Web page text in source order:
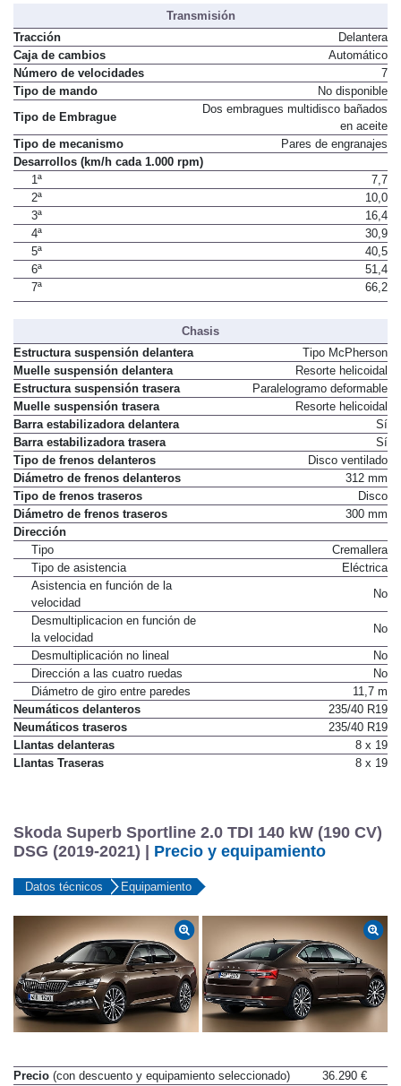
Transmisión
Tracción
Delantera
Caja de cambios
Automático
Número de velocidades
7
No disponible
Tipo de Embrague
Dos embragues multidisco bañados
en aceite
Tipo de mecanismo
Desarrollos (km/h cada 1.000 rpm)
1ª
7,7
2ª
10,0
3ª
16,4
4ª
30,9
5ª
40,5
6ª
51,4
7ª
66,2
Chasis
Estructura suspensión delantera
Tipo McPherson
Muelle suspensión delantera
Resorte helicoidal
Estructura suspensión trasera
Paralelogramo deformable
Muelle suspensión trasera
Resorte helicoidal
Barra estabilizadora delantera
Sí
Barra estabilizadora trasera
Sí
Tipo de frenos delanteros
Disco ventilado
Diámetro de frenos delanteros
312 mm
Tipo de frenos traseros
Disco
Diámetro de frenos traseros
Dirección
Tipo
Cremallera
Tipo de asistencia
Asistencia en función de la
velocidad
No
Desmultiplicacion en función de
la velocidad
No
Desmultiplicación no lineal
No
Dirección a las cuatro ruedas
No
Diámetro de giro entre paredes
11,7 m
Neumáticos delanteros
235/40 R19
Neumáticos traseros
235/40 R19
Llantas delanteras
8 x 19
Skoda Superb Sportline 2.0 TDI 140 kW (190 CV)
DSG (2019-2021) |
Precio y equipamiento